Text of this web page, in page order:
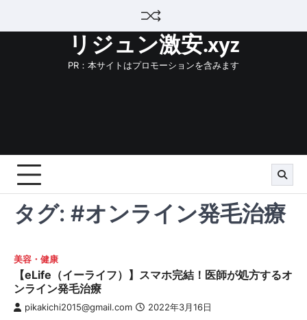
リジュン激安.xyz
PR：本サイトはプロモーションを含みます
タグ: #オンライン発毛治療
美容・健康
【eLife（イーライフ）】スマホ完結！医師が処方するオ
ンライン発毛治療
pikakichi2015@gmail.com 2022年3月16日